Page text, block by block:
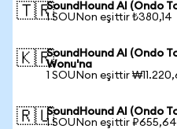
🇹🇷SoundHound AI (Ondo
1 SOUNon eşittir ₺380,14
🇰🇷SoundHound AI (Ondo
Wonu'na
1 SOUNon eşittir
🇷🇺SoundHound AI (Ondo
1 SOUNon eşittir ₽655,64